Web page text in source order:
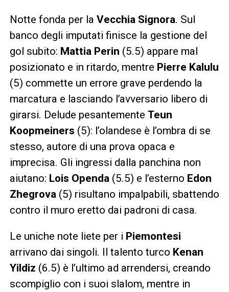
Notte fonda per la Vecchia Signora. Sul
banco degli imputati finisce la gestione del
gol subito: Mattia Perin (5.5) appare mal
posizionato e in ritardo, mentre Pierre Kalulu
(5) commette un errore grave perdendo la
marcatura e lasciando l’avversario libero di
girarsi. Delude pesantemente Teun
Koopmeiners (5): l’olandese è l’ombra di se
stesso, autore di una prova opaca e
imprecisa. Gli ingressi dalla panchina non
aiutano: Lois Openda (5.5) e l’esterno Edon
Zhegrova (5) risultano impalpabili, sbattendo
contro il muro eretto dai padroni di casa.
Le uniche note liete per i Piemontesi
arrivano dai singoli. Il talento turco Kenan
Yildiz (6.5) è l’ultimo ad arrendersi, creando
scompiglio con i suoi slalom, mentre in